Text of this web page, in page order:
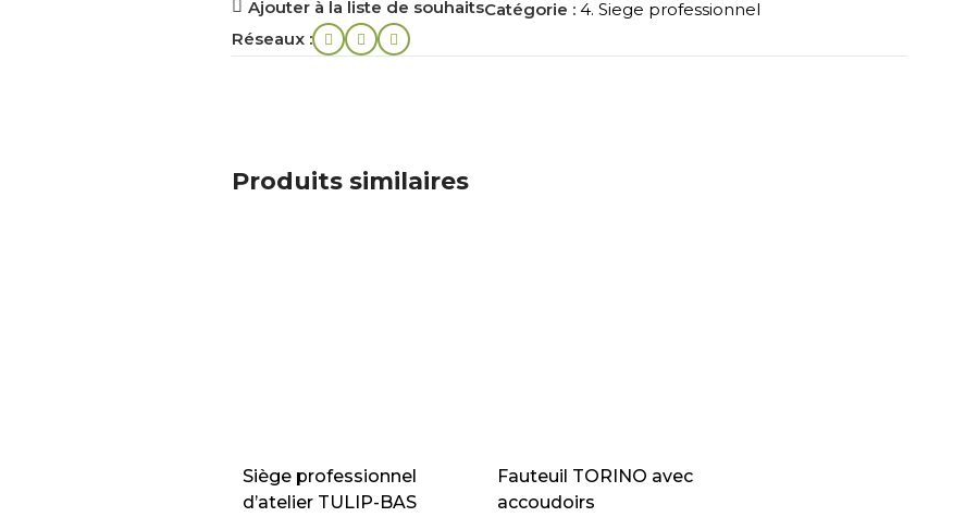
Ajouter à la liste de souhaitsCatégorie : 4. Siege professionnel
Réseaux :
Produits similaires
Siège professionnel
d’atelier TULIP-BAS
Fauteuil TORINO avec
accoudoirs